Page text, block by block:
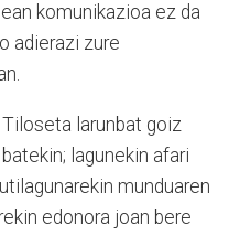
komunikazioa ez da
adierazi zure
larunbat goiz
lagunekin afari
munduaren
edonora joan bere